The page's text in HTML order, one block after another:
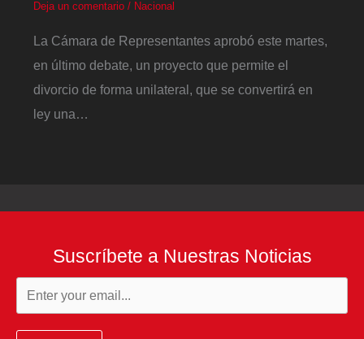
Deja un comentario / Nacional
La Cámara de Representantes aprobó este martes,
en último debate, un proyecto que permite el
divorcio de forma unilateral, que se convertirá en
ley una…
Suscríbete a Nuestras Noticias